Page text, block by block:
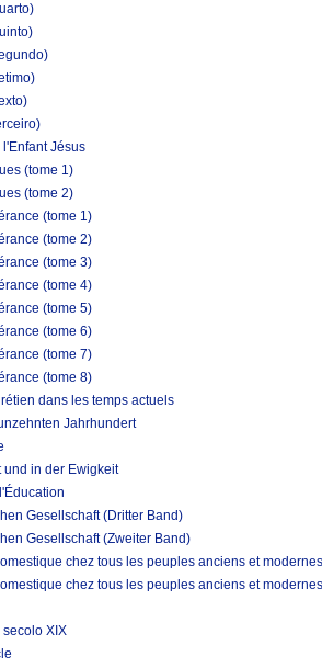
Jésus
(tome 1)
(tome 2)
(tome 1)
(tome 2)
(tome 3)
(tome 4)
(tome 5)
(tome 6)
(tome 7)
(tome 8)
dans les temps actuels
Jahrhundert
und in der Ewigkeit
Gesellschaft (Dritter Band)
Gesellschaft (Zweiter Band)
chez tous les peuples anciens et
chez tous les peuples anciens et
secolo XIX